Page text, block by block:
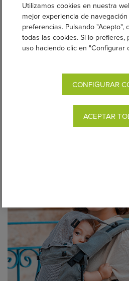
Mochila Evolutiva
Utilizamos cookies en nuestra
mejor experiencia de
preferencias. Pulsando "Acepto",
todas las cookies. Si lo prefieres,
uso haciendo clic en "Configurar
CONFIGURAR
ACEPTAR